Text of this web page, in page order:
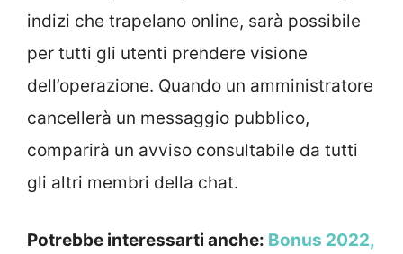
indizi che trapelano online, sarà possibile
per tutti gli utenti prendere visione
dell’operazione. Quando un amministratore
cancellerà un messaggio pubblico,
comparirà un avviso consultabile da tutti
gli altri membri della chat.
Potrebbe interessarti anche: Bonus 2022,